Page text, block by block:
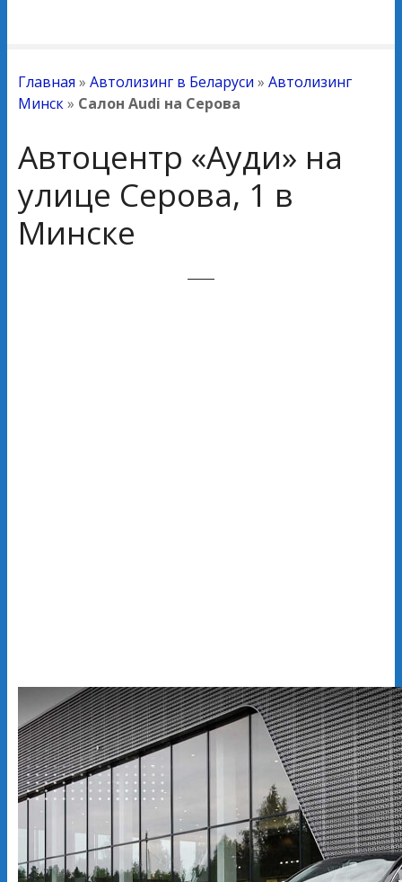
Главная » Автолизинг в Беларуси » Автолизинг
Минск» Салон Audi на Серова
Автоцентр «Ауди» на
улице Серова, 1 в
Минске